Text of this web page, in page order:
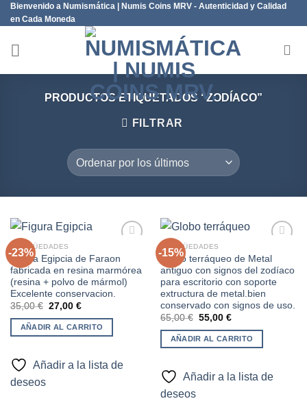
Saltar
al
contenido
Bienvenido a Numismática | Numis Coins MRV - Autenticidad y Calidad
en Cada Moneda
PRODUCTOS ETIQUETADOS “ZODÍACO”
FILTRAR
-23%
Añadir
a la
lista de
ANTIGÜEDADES
Figura Egipcia de Faraon
fabricada en resina marmórea
(resina + polvo de mármol)
Excelente conservacion.
35,00€ El
original
era:
27,00 €El
actual
es:
AÑADIR AL CARRITO
Añadir a la lista de
deseos
-15%
Añadir
a la
lista de
deseos
ANTIGÜEDADES
Globo terráqueo de Metal
antiguo con signos del zodíaco
para escritorio con soporte
extructura de metal.bien
conservado con signos de uso.
65,00€ El
original
era:
55,00 €El
actual
es:
AÑADIR AL CARRITO
Añadir a la lista de
deseos